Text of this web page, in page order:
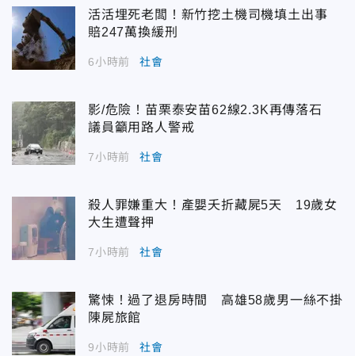
活活埋死老闆！新竹挖土機司機填土出事
賠247萬換緩刑
6小時前 社會
影/危險！苗栗泰安苗62線2.3K再傳落石
議員籲用路人警戒
7小時前 社會
殺人罪嫌重大！產嬰夭折藏屍5天 19歲女
大生遭聲押
7小時前 社會
驚悚！過了退房時間 高雄58歲男一絲不掛
陳屍旅館
9小時前 社會